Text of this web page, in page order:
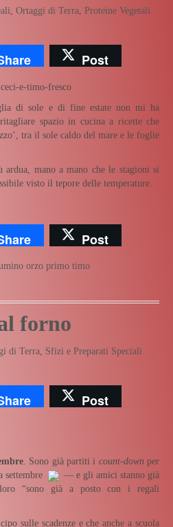
Ortaggi di Terra Proteine Vegetali
Post
di sole e di fine estate non mi ha
spazio in cucina a ricette che
tra il sole caldo del mare e le foglie
ardua, mano a mano che le stagioni si
visto il tepore delle temperature.
Post
orzo primo timo
forno
di Terra Sfizi e Preparati Speciali
Post
. Sono già partiti i count-downper
— e gli amici stanno già
“sono già a posto con i regali
sulle scadenze e che anche a scuola